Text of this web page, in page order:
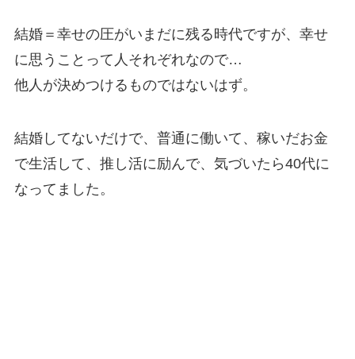
結婚＝幸せの圧がいまだに残る時代ですが、幸せ
に思うことって人それぞれなので…
他人が決めつけるものではないはず。
結婚してないだけで、普通に働いて、稼いだお金
で生活して、推し活に励んで、気づいたら40代に
なってました。